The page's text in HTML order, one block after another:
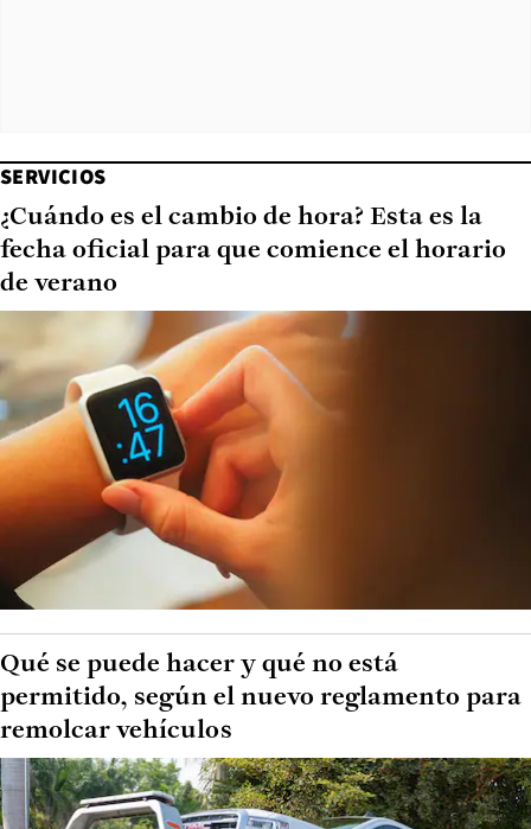
SERVICIOS
¿Cuándo es el cambio de hora? Esta es la
fecha oficial para que comience el horario
de verano
Qué se puede hacer y qué no está
permitido, según el nuevo reglamento para
remolcar vehículos